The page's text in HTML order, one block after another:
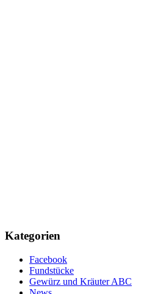
Kategorien
Facebook
Fundstücke
Gewürz und Kräuter ABC